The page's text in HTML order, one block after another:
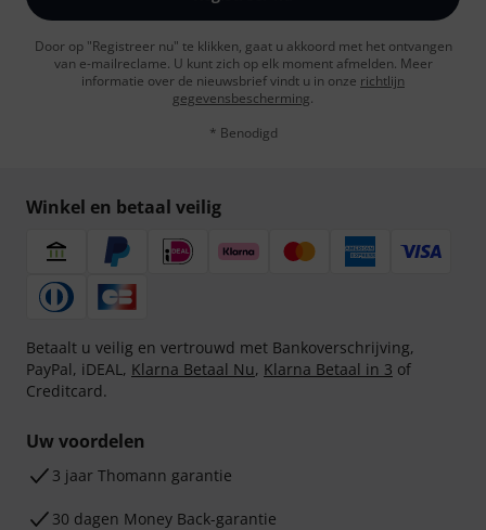
Door op "Registreer nu" te klikken, gaat u akkoord met het ontvangen
van e-mailreclame. U kunt zich op elk moment afmelden. Meer
informatie over de nieuwsbrief vindt u in onze richtlijn
gegevensbescherming.
* Benodigd
Winkel en betaal veilig
Betaalt u veilig en vertrouwd met Bankoverschrijving,
PayPal, iDEAL, Klarna Betaal Nu, Klarna Betaal in 3 of
Creditcard.
Uw voordelen
3 jaar Thomann garantie
30 dagen Money Back-garantie